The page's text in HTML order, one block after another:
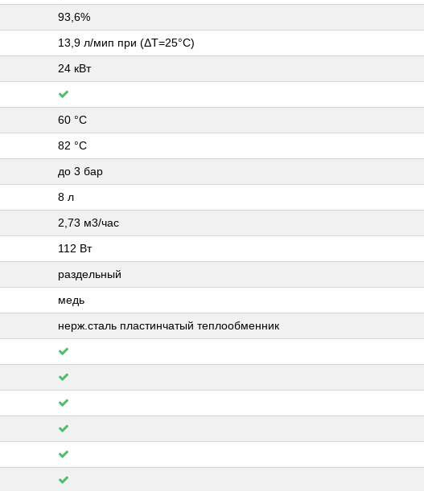
93,6%
13,9 л/мип при (ΔТ=25°С)
24 кВт
60 °C
82 °C
до 3 бар
8 л
2,73 м3/час
112 Вт
раздельный
медь
нерж.сталь пластинчатый теплообменник